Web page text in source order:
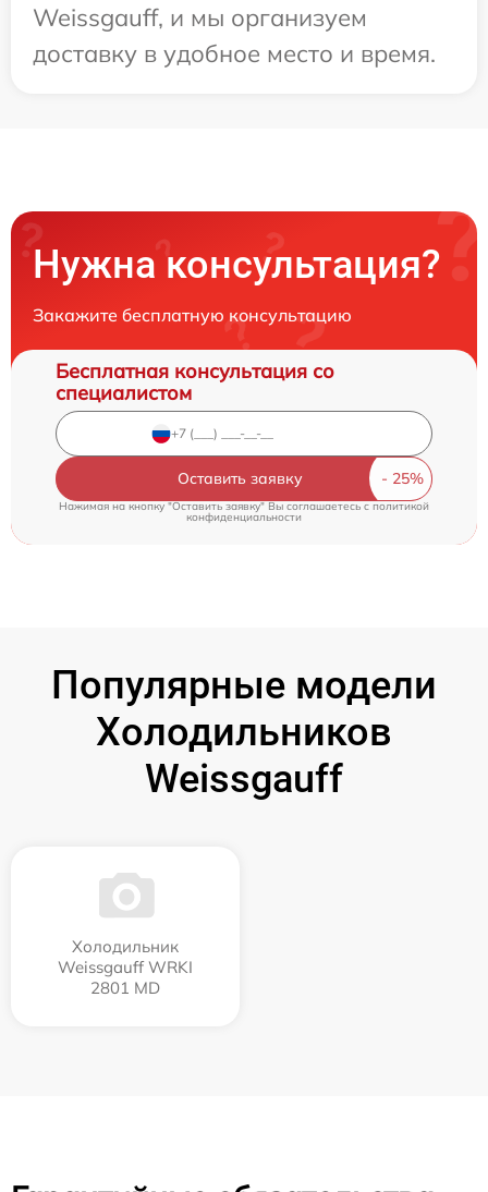
Weissgauff, и мы организуем
доставку в удобное место и время.
Нужна консультация?
Закажите бесплатную консультацию
Бесплатная консультация со
специалистом
Оставить заявку
Нажимая на кнопку "Оставить заявку" Вы соглашаетесь cполитикой
конфиденциальности
Популярные модели
Холодильников
Weissgauff
Холодильник
Weissgauff WRKI
2801 MD